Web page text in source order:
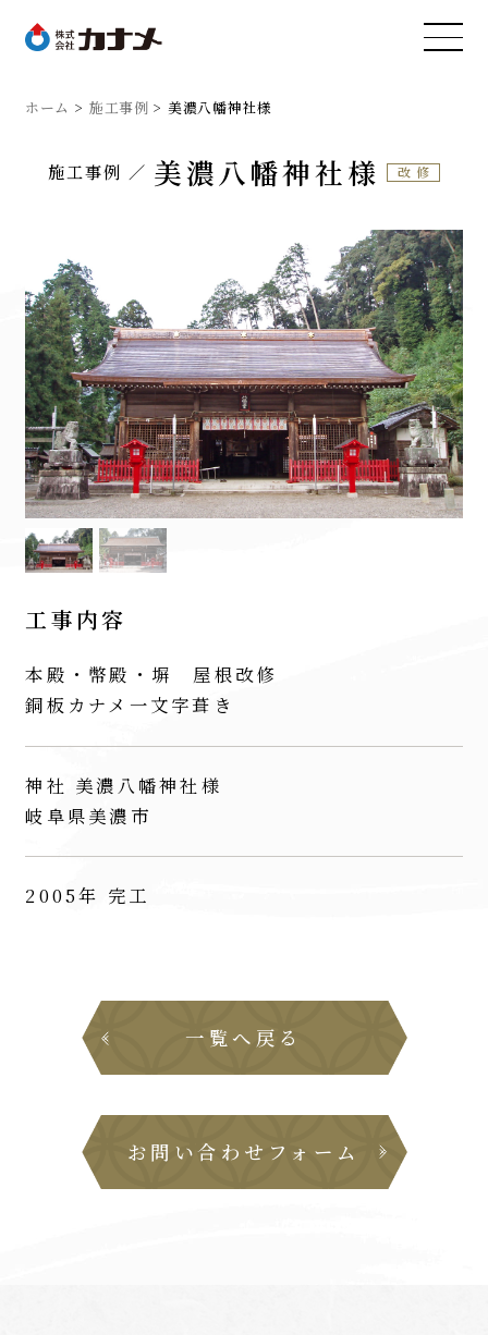
ホーム 施工事例 美濃八幡神社様
施工事例 美濃八幡神社様 改修
工事内容
本殿・幣殿・塀 屋根改修
銅板カナメ一文字葺き
神社 美濃八幡神社様
岐阜県美濃市
2005年 完工
一覧へ戻る
お問い合わせフォーム